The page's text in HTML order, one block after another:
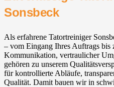
Sonsbeck
Als erfahrene Tatortreiniger
– vom Eingang Ihres Auftrags bis
Kommunikation, vertraulicher
gehören zu unserem
für kontrollierte Abläufe,
Qualität. Damit bauen wir in